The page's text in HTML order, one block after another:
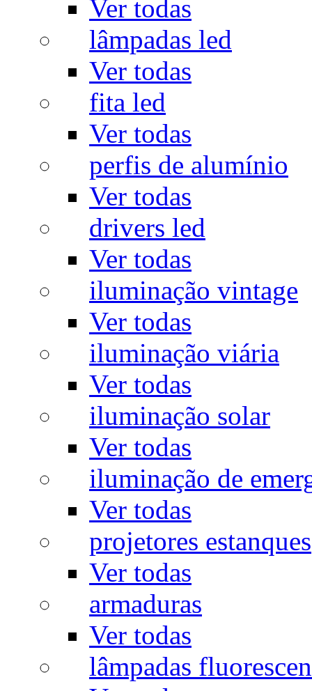
Ver todas
lâmpadas led
Ver todas
fita led
Ver todas
perfis de alumínio
Ver todas
drivers led
Ver todas
iluminação vintage
Ver todas
iluminação viária
Ver todas
iluminação solar
Ver todas
iluminação de
Ver todas
projetores estanques
Ver todas
armaduras
Ver todas
lâmpadas